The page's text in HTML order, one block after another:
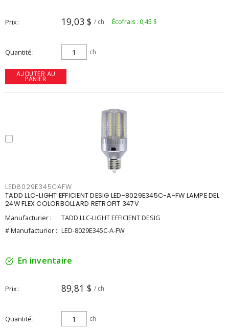
Prix 19,03 $ / ch Écofrais : 0,45 $
Quantité ch
AJOUTER AU
PANIER
LED8029E345CAFW
TADD LLC-LIGHT EFFICIENT DESIG LED-8029E345C-A-FW LAMPE DEL
24W FLEX COLORBOLLARD RETROFIT 347V
Manufacturier :
TADD LLC-LIGHT EFFICIENT DESIG
# Manufacturier : LED-8029E345C-A-FW
En inventaire
Prix 89,81 $ / ch
Quantité ch